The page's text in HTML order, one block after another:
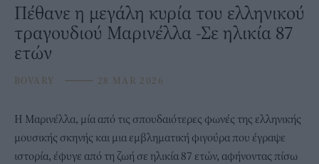
Πέθανε η μεγάλη κυρία του ελληνικού
τραγουδιού Μαρινέλλα -Σε ηλικία 87
ετών
BOVARY ⸻ 28 MAR 2026
Η Μαρινέλλα, μία από τις σπουδαιότερες φωνές της ελληνικής
μουσικής σκηνής και μια εμβληματική φιγούρα που έγραψε
ιστορία, έφυγε από τη ζωή σε ηλικία 87 ετών, αφήνοντας πίσω